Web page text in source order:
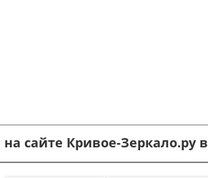
сайте Кривое-Зеркало.ру в